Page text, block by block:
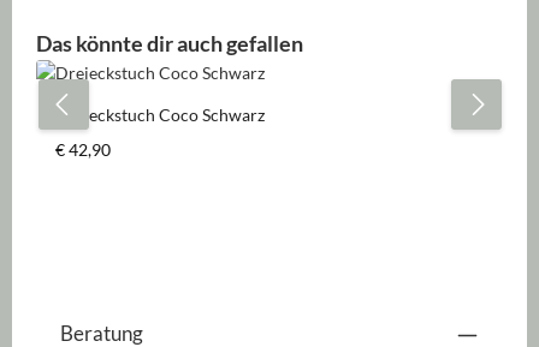
Produktgalerie überspringen
Das könnte dir auch gefallen
Dreieckstuch Coco Schwarz
Regulärer Preis:
€ 42,90
Beratung